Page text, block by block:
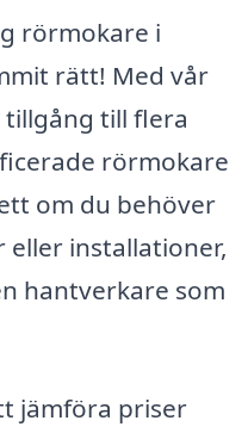
rörmokare i
rätt! Med vår
till flera
rörmokare
om du behöver
installationer,
hantverkare som
jämföra priser